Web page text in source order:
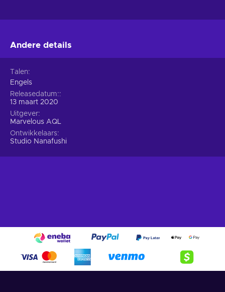
Andere details
Talen
Engels
Releasedatum:
13 maart 2020
Uitgever
Marvelous AQL
Ontwikkelaars
Studio Nanafushi